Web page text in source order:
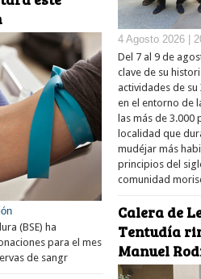
(BSE) ha
para el mes
de sangr
4 Agosto 2026 |
Del 7 al 9 de
clave de su
actividades de
en el entorno de
las más de
localidad que
mudéjar más
principios del
comunidad
Calera de
Tentudía
Manuel